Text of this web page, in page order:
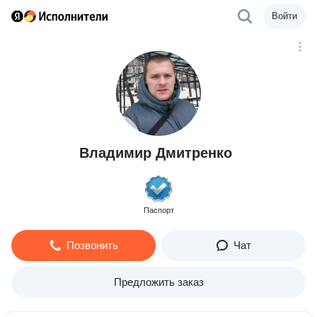
Войти
Владимир Дмитренко
Паспорт
Позвонить Чат
Предложить заказ